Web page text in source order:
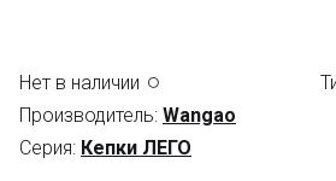
Нет в наличии
Производитель: Wangao
Серия: Кепки ЛЕГО